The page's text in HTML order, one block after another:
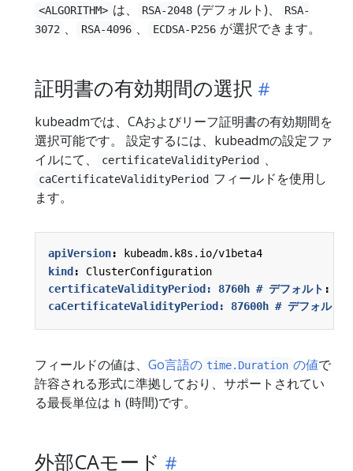
<ALGORITHM> は、 RSA-2048 (デフォルト)、
RSA-
3072 、 RSA-4096 、 ECDSA-P256 が選択できます。
証明書の有効期間の選択
kubeadmでは、CAおよびリーフ証明書の有効期間を
選択可能です。 設定するには、kubeadmの設定ファ
イルにて、
certificateValidityPeriod 、
caCertificateValidityPeriod フィールドを使用し
ます。
apiVersion:
kubeadm.k8s.io/v1beta4
kind:
ClusterConfiguration
certificateValidityPeriod: 8760h # デフォルト :
caCertificateValidityPeriod: 87600h # デフォルト
フィールドの値は、 Go言語の time.Duration の値で
許容される形式に準拠しており、サポートされてい
る最長単位は h (時間)です。
外部CAモード